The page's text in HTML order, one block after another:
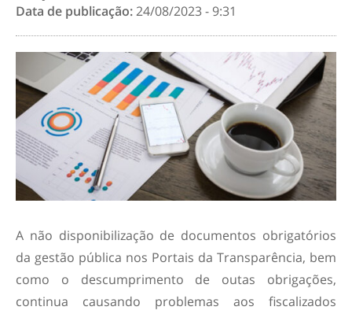
Data de publicação:24/08/2023 - 9:31
A não disponibilização de documentos obrigatórios
da gestão pública nos Portais da Transparência, bem
como o descumprimento de outas obrigações,
continua causando problemas aos fiscalizados